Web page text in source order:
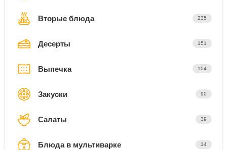
Вторые блюда 235
Десерты 151
Выпечка 104
Закуски 90
Салаты 39
Блюда в мультиварке 14